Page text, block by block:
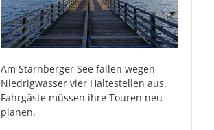
Am Starnberger See fallen wegen
Niedrigwasser vier Haltestellen aus.
Fahrgäste müssen ihre Touren neu
planen.